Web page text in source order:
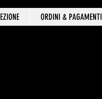
ORDINI & PAGAMENTI